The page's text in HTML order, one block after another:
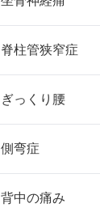
脊柱管狭窄症
ぎっくり腰
側弯症
背中の痛み